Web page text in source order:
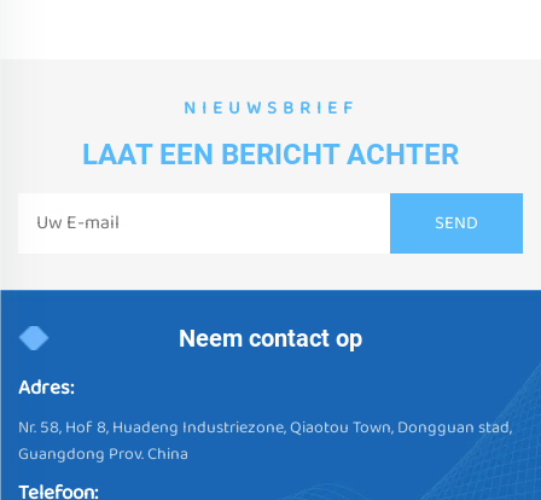
NIEUWSBRIEF
LAAT EEN BERICHT ACHTER
Neem contact op
Adres:
Nr. 58, Hof 8, Huadeng Industriezone, Qiaotou Town, Dongguan stad,
Guangdong Prov. China
Telefoon: